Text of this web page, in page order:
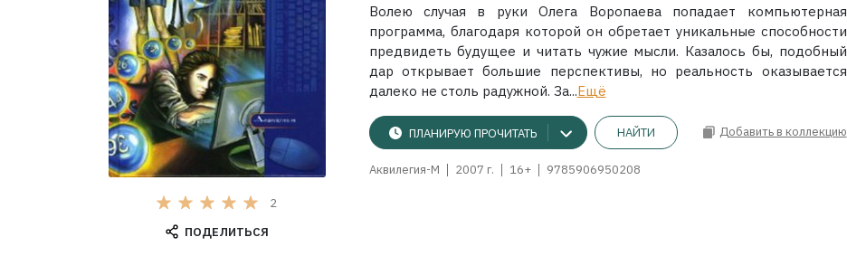
2
ПОДЕЛИТЬСЯ
Волею случая в руки Олега Воропаева попадает компьютерная
программа, благодаря которой он обретает уникальные способности
предвидеть будущее и читать чужие мысли. Казалось бы, подобный
дар открывает большие перспективы, но реальность оказывается
далеко не столь радужной. За...Ещё
ПЛАНИРУЮ ПРОЧИТАТЬ НАЙТИ Добавить в коллекцию
Аквилегия-М 2007 г. 16+ 9785906950208